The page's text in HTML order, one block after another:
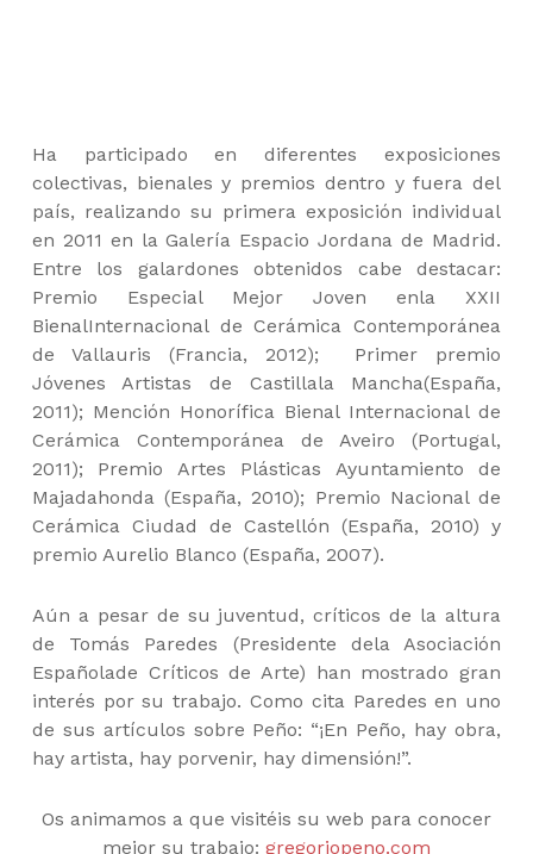
Ha participado en diferentes exposiciones
colectivas, bienales y premios dentro y fuera del
país, realizando su primera exposición individual
en 2011 en la Galería Espacio Jordana de Madrid.
Entre los galardones obtenidos cabe destacar:
Premio Especial Mejor Joven enla XXII
BienalInternacional de Cerámica Contemporánea
de Vallauris (Francia, 2012); Primer premio
Jóvenes Artistas de Castillala Mancha(España,
2011); Mención Honorífica Bienal Internacional de
Cerámica Contemporánea de Aveiro (Portugal,
2011); Premio Artes Plásticas Ayuntamiento de
Majadahonda (España, 2010); Premio Nacional de
Cerámica Ciudad de Castellón (España, 2010) y
premio Aurelio Blanco (España, 2007).
Aún a pesar de su juventud, críticos de la altura
de Tomás Paredes (Presidente dela Asociación
Españolade Críticos de Arte) han mostrado gran
interés por su trabajo. Como cita Paredes en uno
de sus artículos sobre Peño: “¡En Peño, hay obra,
hay artista, hay porvenir, hay dimensión!”.
Os animamos a que visitéis su web para conocer
mejor su trabajo: gregoriopeno.com